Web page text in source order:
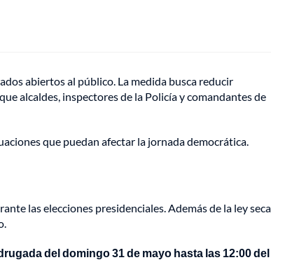
abiertos al público. La medida busca reducir
alcaldes, inspectores de la Policía y comandantes de
que puedan afectar la jornada democrática.
las elecciones presidenciales. Además de la ley seca
del domingo 31 de mayo hasta las 12:00 del